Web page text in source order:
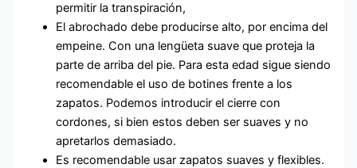
permitir la transpiración,
El abrochado debe producirse alto, por encima del
empeine. Con una lengüeta suave que proteja la
parte de arriba del pie. Para esta edad sigue siendo
recomendable el uso de botines frente a los
zapatos. Podemos introducir el cierre con
cordones, si bien estos deben ser suaves y no
apretarlos demasiado.
Es recomendable usar zapatos suaves y flexibles.